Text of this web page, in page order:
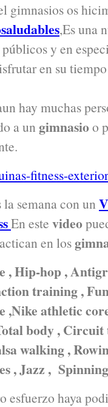
gimnasios os
,Es una
y en
en su
hay muchas
a un gimnasioo
semana con un
En este video
en los
, Hip-hop ,
training ,
,Nike athletic
body ,
walking ,
, Jazz , Spinning
esfuerzo haya